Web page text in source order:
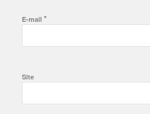
E-mail *
Site